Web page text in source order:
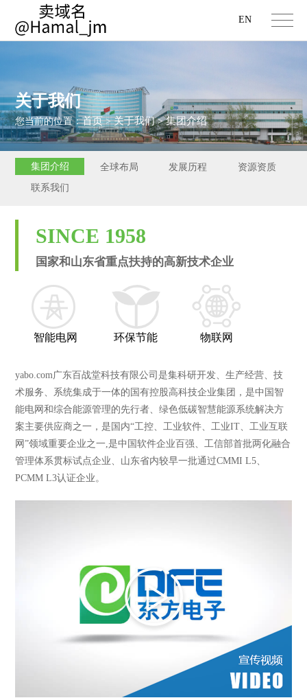
EN
关于我们
您当前的位置：首页>关于我们>集团介绍
集团介绍 全球布局 发展历程
资源资质
联系我们
SINCE 1958
国家和山东省重点扶持的高新技术企业
智能电网 环保节能 物联网
yabo.com广东百战堂科技有限公司是集科研开发、生产经营、技
术服务、系统集成于一体的国有控股高科技企业集团，是中国智
能电网和综合能源管理的先行者、绿色低碳智慧能源系统解决方
案主要供应商之一，是国内“工控、工业软件、工业IT、工业互联
网”领域重要企业之一,是中国软件企业百强、工信部首批两化融合
管理体系贯标试点企业、山东省内较早一批通过CMMI L5、
PCMM L3认证企业。